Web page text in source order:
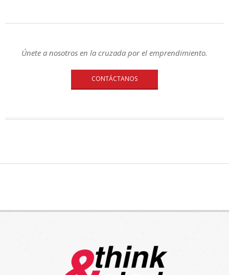
Únete a nosotros en la cruzada por el emprendimiento.
CONTÁCTANOS